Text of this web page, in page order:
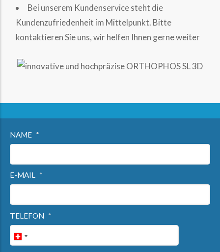
Bei unserem Kundenservice steht die
Kundenzufriedenheit im Mittelpunkt. Bitte
kontaktieren Sie uns, wir helfen Ihnen gerne weiter
NAME
E-MAIL
TELEFON